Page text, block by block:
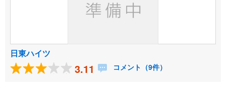
日東ハイツ
3.11 コメント（9件）